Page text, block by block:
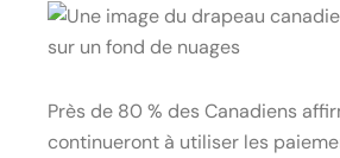
Près de 80 % des Canadiens
continueront à utiliser les